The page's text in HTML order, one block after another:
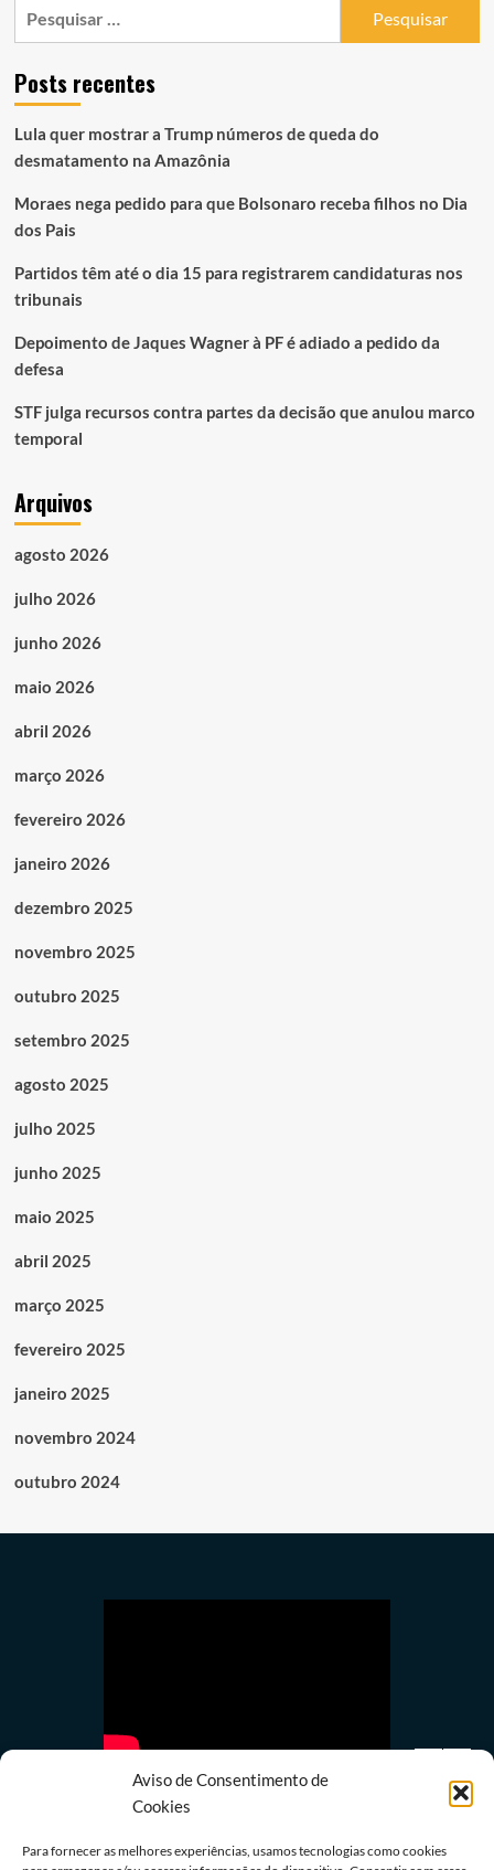
Aviso de Consentimento de
Cookies
Para fornecer as melhores experiências, usamos tecnologias como cookies
Posts recentes
Lula quer mostrar a Trump números de queda do
desmatamento na Amazônia
Moraes nega pedido para que Bolsonaro receba filhos no Dia
dos Pais
Partidos têm até o dia 15 para registrarem candidaturas nos
tribunais
Depoimento de Jaques Wagner à PF é adiado a pedido da
defesa
STF julga recursos contra partes da decisão que anulou marco
temporal
Arquivos
agosto 2026
julho 2026
junho 2026
maio 2026
abril 2026
março 2026
fevereiro 2026
janeiro 2026
dezembro 2025
novembro 2025
outubro 2025
setembro 2025
agosto 2025
julho 2025
junho 2025
maio 2025
abril 2025
março 2025
fevereiro 2025
janeiro 2025
novembro 2024
outubro 2024